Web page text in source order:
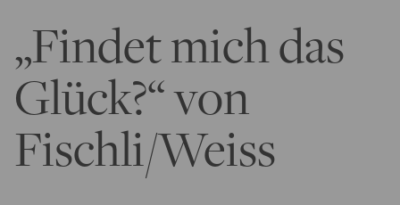
„Findet mich das
Glück?“ von
Fischli/Weiss